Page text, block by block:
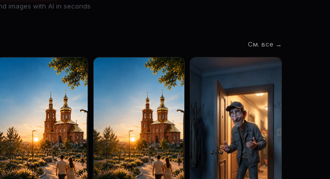
images with AI in seconds
См. все →